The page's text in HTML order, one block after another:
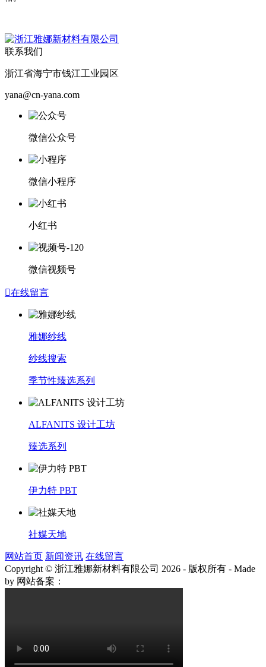
联系我们
浙江省海宁市钱江工业园区
yana@cn-yana.com
微信公众号
微信小程序
小红书
微信视频号
在线留言
雅娜纱线
纱线搜索
季节性臻选系列
ALFANITS 设计工坊
臻选系列
伊力特 PBT
社媒天地
网站首页 新闻资讯 在线留言
Copyright © 浙江雅娜新材料有限公司 2026 - 版权所有 - Made
by 网站备案：